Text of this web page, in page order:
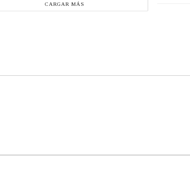
CARGAR MÁS